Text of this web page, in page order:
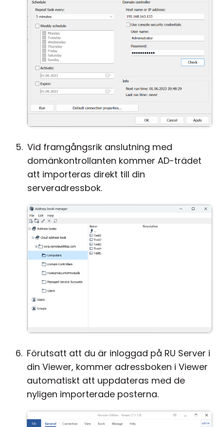
Vid framgångsrik anslutning med
domänkontrollanten kommer AD-trädet
att importeras direkt till din
serveradressbok.
Förutsatt att du är inloggad på RU Server i
din Viewer, kommer adressboken i Viewer
automatiskt att uppdateras med de
nyligen importerade posterna.